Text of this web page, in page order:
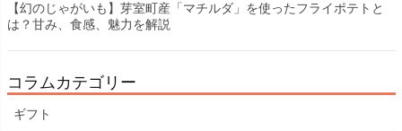
【幻のじゃがいも】芽室町産「マチルダ」を使ったフライポテトと
は？甘み、食感、魅力を解説
コラムカテゴリー
ギフト